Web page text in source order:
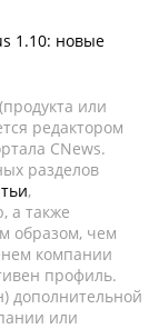
1.10: новые
или
редактором
CNews.
разделов
,
а также
образом, чем
компании
профиль.
дополнительной
или